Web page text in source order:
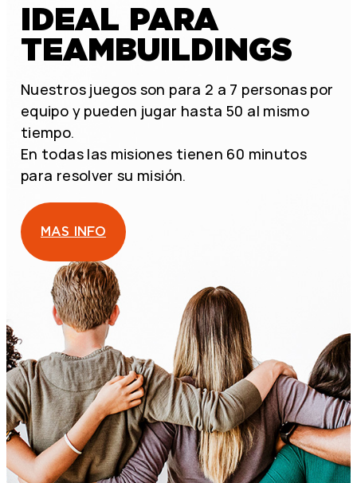
IDEAL PARA
TEAMBUILDINGS
Nuestros juegos son para 2 a 7 personas por
equipo y pueden jugar hasta 50 al mismo
tiempo.
En todas las misiones tienen 60 minutos
para resolver su misión.
MAS INFO